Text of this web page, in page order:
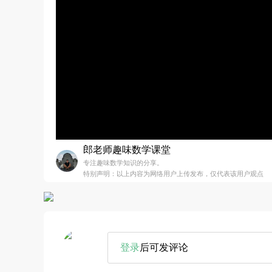
郎老师趣味数学课堂
专注趣味数学知识的分享。
特别声明：以上内容为网络用户上传发布，仅代表该用户观点
登录后可发评论